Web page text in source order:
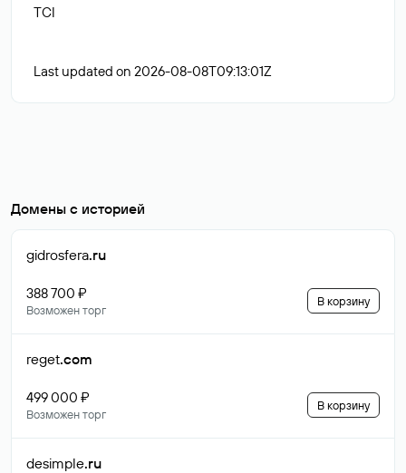
TCI
Last updated on 2026-08-08T09:13:01Z
Домены с историей
gidrosfera.ru
388 700 ₽
Возможен торг
В корзину
reget.com
499 000 ₽
Возможен торг
В корзину
desimple.ru